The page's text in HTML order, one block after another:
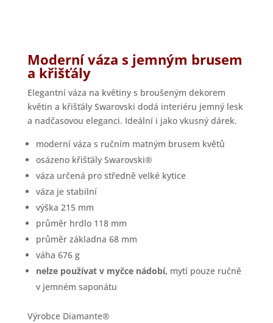
Moderní váza s jemným brusem
a křišťály
Elegantní váza na květiny s broušeným dekorem
květin a křišťály Swarovski dodá interiéru jemný lesk
a nadčasovou eleganci. Ideální i jako vkusný dárek.
moderní váza s ručním matným brusem květů
osázeno křišťály Swarovski®
váza určená pro středně velké kytice
váza je stabilní
výška 215 mm
průměr hrdlo 118 mm
průměr základna 68 mm
váha 676 g
nelze používat v myčce nádobí, mytí pouze ručně
v jemném saponátu
Výrobce Diamante®